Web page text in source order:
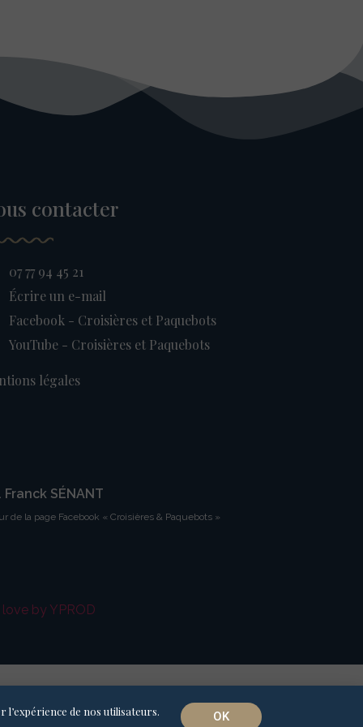
contacter
07 77 94 45 21
Écrire un e-mail
Facebook - Croisières et Paquebots
YouTube - Croisières et Paquebots
légales
Franck SÉNANT
de la page Facebook « Croisières & Paquebots »
by YPROD
de nos utilisateurs. OK